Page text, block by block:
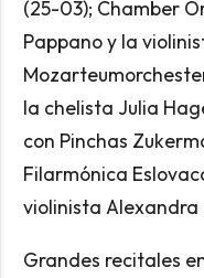
(25-03); Chamber
Pappano y la
la chelista Julia
con Pinchas
Filarmónica
violinista Alexandra
Grandes recitales